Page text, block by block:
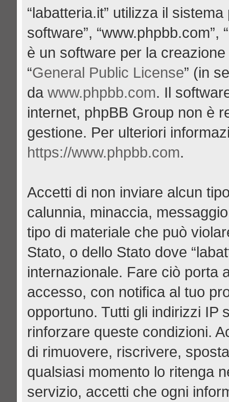
“labatteria.it” utilizza il
software”, “www.phpbb.com”,
è un software per la
“General Public License” (in
da www.phpbb.com. Il
internet, phpBB Group non è
gestione. Per ulteriori
https://www.phpbb.com.
Accetti di non inviare alcun
calunnia, minaccia,
tipo di materiale che può
Stato, o dello Stato dove
internazionale. Fare ciò porta
accesso, con notifica al tuo
opportuno. Tutti gli indirizzi IP
rinforzare queste condizioni.
di rimuovere, riscrivere,
qualsiasi momento lo ritenga
servizio, accetti che ogni